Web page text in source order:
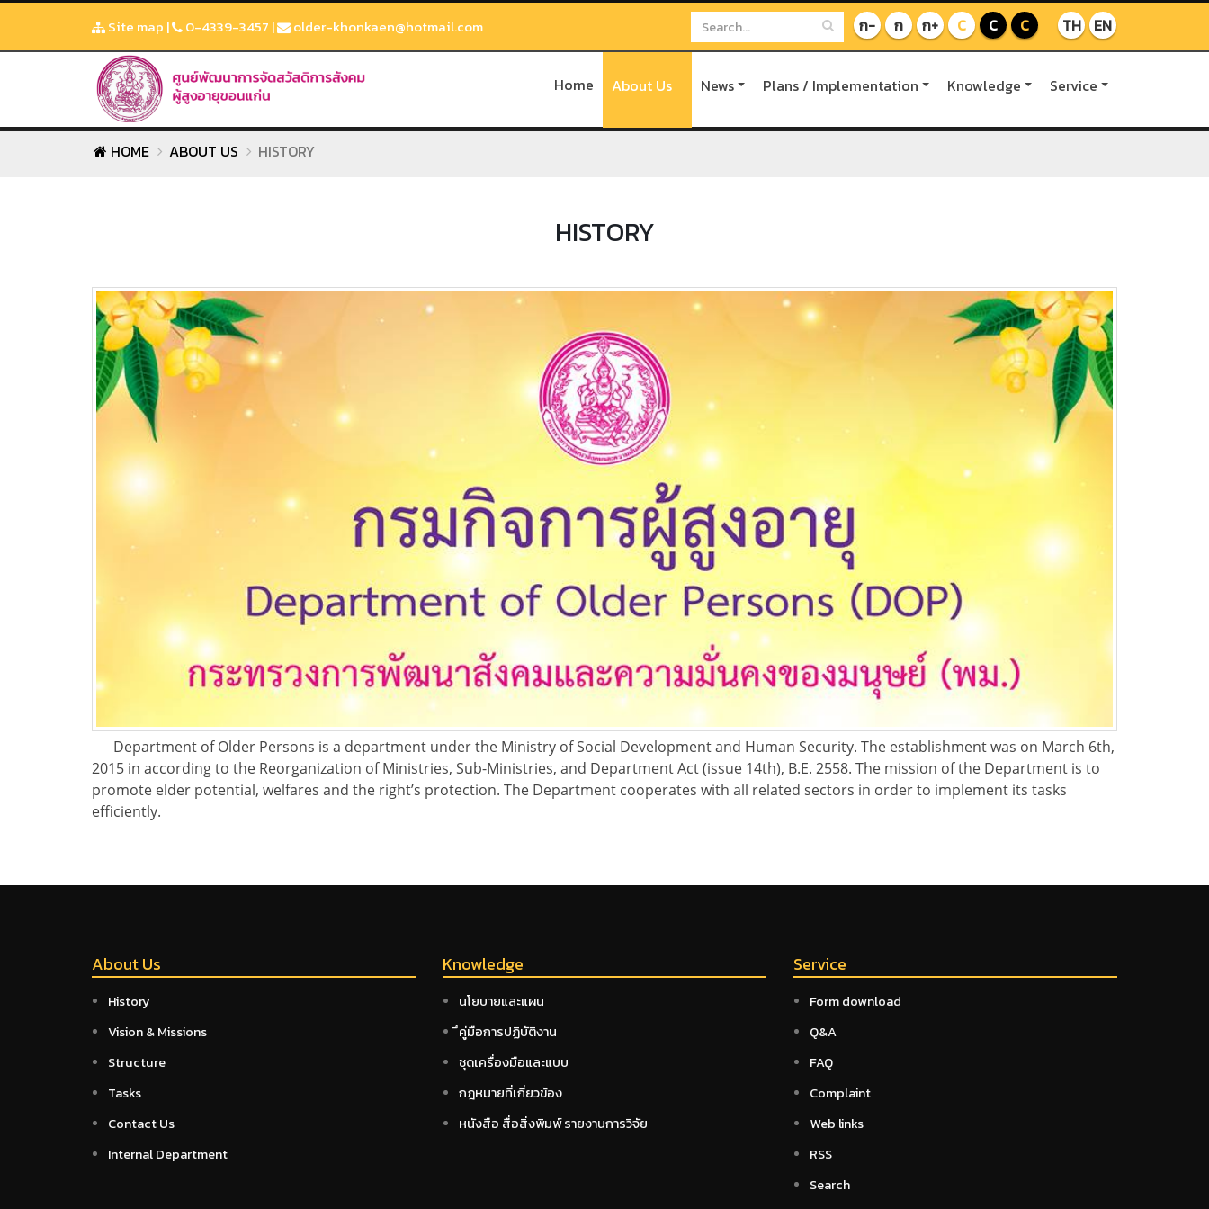
Site map | 0-4339-3457 | older-khonkaen@hotmail.com TH EN
ก- ก ก+ C C C
Home About Us News Plans / Implementation Knowledge Service
HOME ABOUT US HISTORY
HISTORY
Department of Older Persons is a department under the Ministry of Social Development and Human Security. The establishment was on March 6th,
2015 in according to the Reorganization of Ministries, Sub-Ministries, and Department Act (issue 14th), B.E. 2558. The mission of the Department is to
promote elder potential, welfares and the right’s protection. The Department cooperates with all related sectors in order to implement its tasks
efficiently.
About Us
History
Vision & Missions
Structure
Tasks
Contact Us
Internal Department
Knowledge
นโยบายและแผน
ึคู่มือการปฏิบัติงาน
ชุดเครื่องมือและแบบ
กฎหมายที่เกี่ยวข้อง
หนังสือ สื่อสิ่งพิมพ์ รายงานการวิจัย
Service
Form download
Q&A
FAQ
Complaint
Web links
RSS
Search